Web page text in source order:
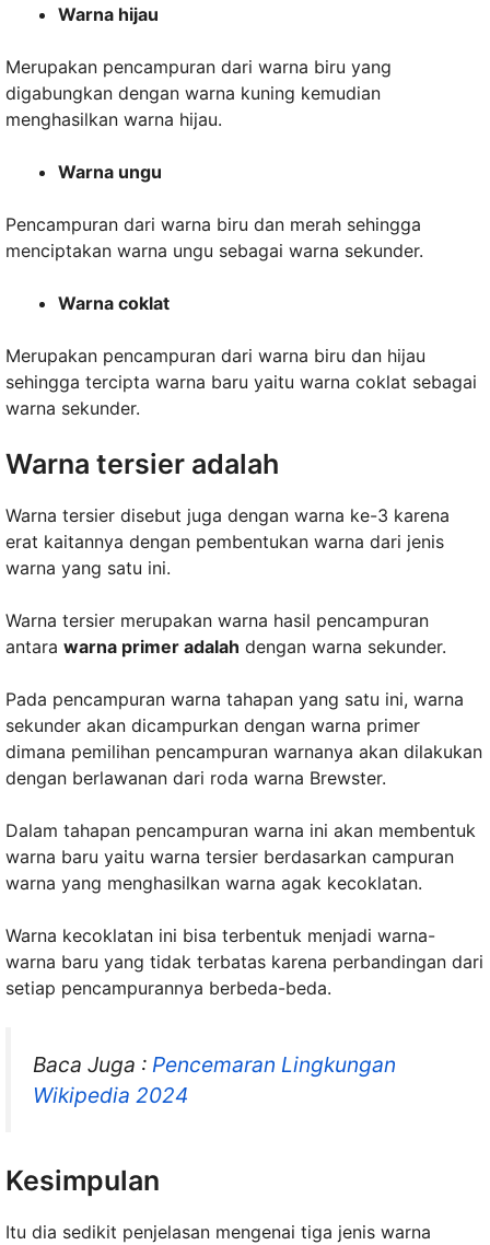
Warna hijau
Merupakan pencampuran dari warna biru yang
digabungkan dengan warna kuning kemudian
menghasilkan warna hijau.
Warna ungu
Pencampuran dari warna biru dan merah sehingga
menciptakan warna ungu sebagai warna sekunder.
Warna coklat
Merupakan pencampuran dari warna biru dan hijau
sehingga tercipta warna baru yaitu warna coklat sebagai
warna sekunder.
Warna tersier adalah
Warna tersier disebut juga dengan warna ke-3 karena
erat kaitannya dengan pembentukan warna dari jenis
warna yang satu ini.
Warna tersier merupakan warna hasil pencampuran
antara warna primer adalah dengan warna sekunder.
Pada pencampuran warna tahapan yang satu ini, warna
sekunder akan dicampurkan dengan warna primer
dimana pemilihan pencampuran warnanya akan dilakukan
dengan berlawanan dari roda warna Brewster.
Dalam tahapan pencampuran warna ini akan membentuk
warna baru yaitu warna tersier berdasarkan campuran
warna yang menghasilkan warna agak kecoklatan.
Warna kecoklatan ini bisa terbentuk menjadi warna-
warna baru yang tidak terbatas karena perbandingan dari
setiap pencampurannya berbeda-beda.
Baca Juga : Pencemaran Lingkungan
Wikipedia 2024
Kesimpulan
Itu dia sedikit penjelasan mengenai tiga jenis warna